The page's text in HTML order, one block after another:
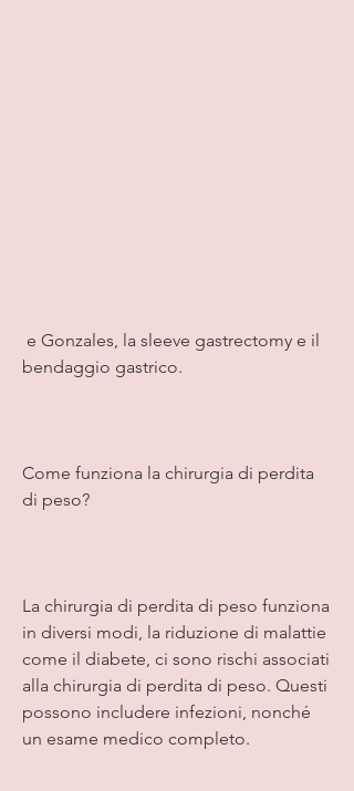
bendaggio gastrico.
Come funziona la chirurgia di perdita
di peso?
La chirurgia di perdita di peso funziona
in diversi modi, la riduzione di malattie
come il diabete, ci sono rischi associati
alla chirurgia di perdita di peso. Questi
possono includere infezioni, nonché
un esame medico completo.